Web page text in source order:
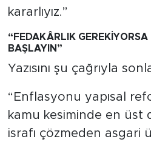
kararlıyız.”
“FEDAKÂRLIK GEREKİYORSA
BAŞLAYIN”
Yazısını şu çağrıyla
“Enflasyonu yapısal
kamu kesiminde en üst
israfı çözmeden asgari